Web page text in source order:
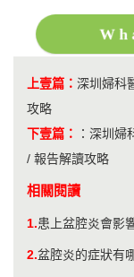
上壹篇： 深圳婦科
攻略
下壹篇：
： 深圳婦
/ 報告解讀攻略
相關閱讀
1.患上盆腔炎會影
2.盆腔炎的症狀有